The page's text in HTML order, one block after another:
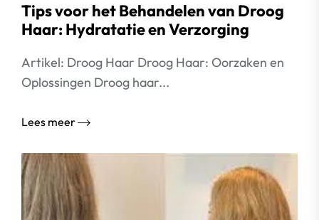
Tips voor het Behandelen van Droog
Haar: Hydratatie en Verzorging
Artikel: Droog Haar Droog Haar: Oorzaken en
Oplossingen Droog haar...
Lees meer